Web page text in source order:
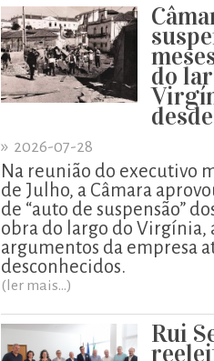
do
» 2026-07-28
Na reunião do executivo
de Julho, a Câmara
de “auto de suspensão”
obra do largo do Virgínia,
argumentos da empresa
desconhecidos.
(ler mais...)
Rui